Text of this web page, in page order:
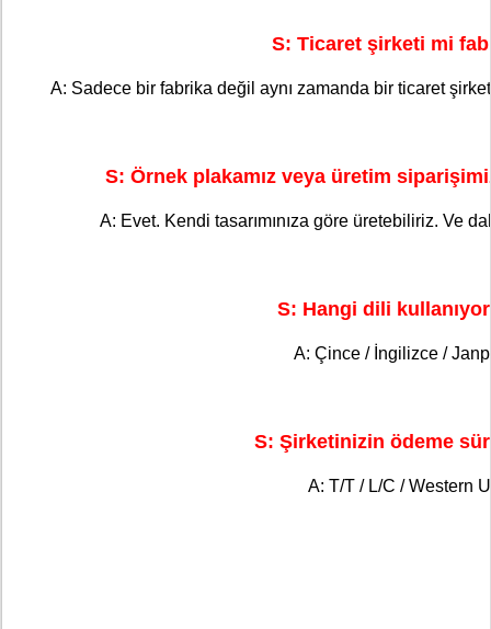
S: Ticaret şirketi mi
A: Sadece bir fabrika değil aynı zamanda bir ticaret
S: Örnek plakamız veya üretim
A: Evet. Kendi tasarımınıza göre üretebiliriz. Ve
S: Hangi dili
A: Çince / İngilizce /
S: Şirketinizin ödeme
A: T/T / L/C / Western